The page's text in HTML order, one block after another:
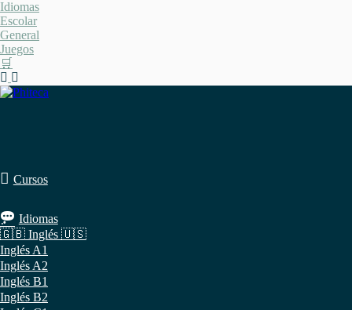
Saltar
al
contenido
Idiomas
Escolar
General
Juegos
🛒
Cursos
Idiomas
🇬🇧 Inglés 🇺🇸
Inglés A1
Inglés A2
Inglés B1
Inglés B2